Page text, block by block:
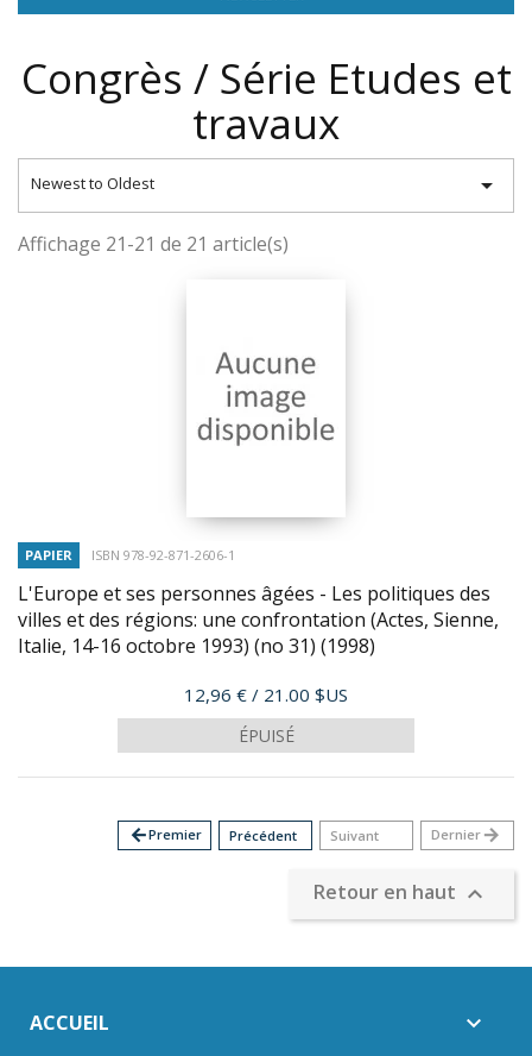
Congrès / Série Etudes et
travaux
Newest to Oldest 
Affichage 21-21 de 21 article(s)
PAPIER ISBN 978-92-871-2606-1
L'Europe et ses personnes âgées - Les politiques des
villes et des régions: une confrontation (Actes, Sienne,
Italie, 14-16 octobre 1993) (no 31) (1998)
Prix
12,96 € / 21.00 $US
ÉPUISÉ
arrow_backPremier Précédent Suivant Dernier arrow_forward
Retour en haut 
ACCUEIL 